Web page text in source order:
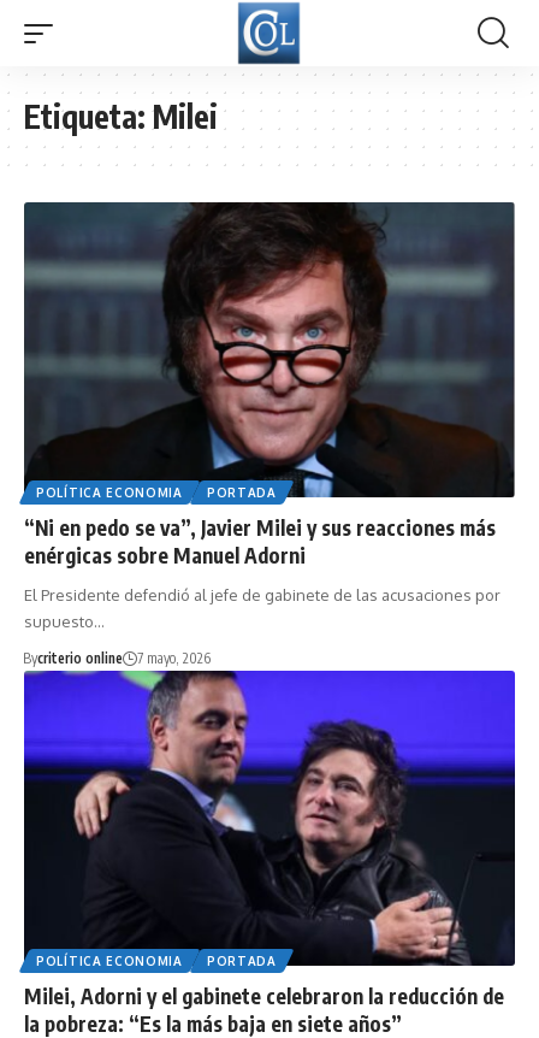
Etiqueta:Milei
POLÍTICA ECONOMIA PORTADA
“Ni en pedo se va”, Javier Milei y sus reacciones más
enérgicas sobre Manuel Adorni
El Presidente defendió al jefe de gabinete de las acusaciones por
supuesto…
Bycriterio online 7 mayo, 2026
POLÍTICA ECONOMIA PORTADA
Milei, Adorni y el gabinete celebraron la reducción de
la pobreza: “Es la más baja en siete años”